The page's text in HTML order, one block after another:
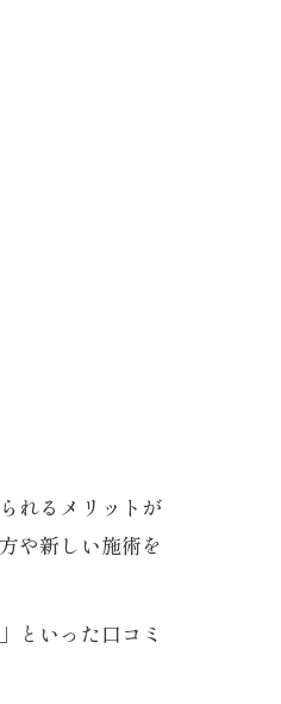
れるメリットが
や新しい施術を
といった口コミ